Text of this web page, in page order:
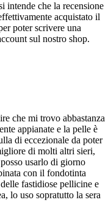
che la recensione
acquistato il
poter scrivere una
sul nostro shop.
che mi trovo abbastanza
appianate e la pelle è
di eccezionale da poter
di molti altri sieri,
usarlo di giorno
con il fondotinta
fastidiose pellicine e
lo uso sopratutto la sera